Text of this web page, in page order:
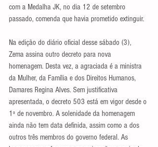
com a Medalha JK, no dia 12 de setembro
passado, comenda que havia prometido extinguir.
Na edição do diário oficial desse sábado (3),
Zema assina outro decreto para nova
homenagem. Desta vez, a agraciada é a ministra
da Mulher, da Família e dos Direitos Humanos,
Damares Regina Alves. Sem justificativa
apresentada, o decreto 503 está em vigor desde o
1º de novembro. A solenidade da homenagem
ainda não tem data definida, assim como a dos
outros três membros do governo federal. As